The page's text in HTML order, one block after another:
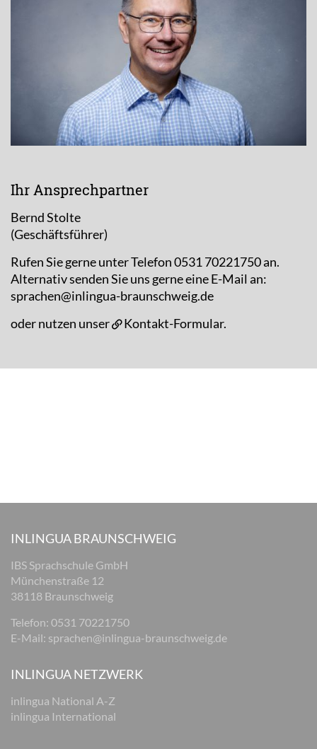
Ihr Ansprechpartner
Bernd Stolte
(Geschäftsführer)
Rufen Sie gerne unter Telefon 0531 70221750 an.
Alternativ senden Sie uns gerne eine E-Mail an:
sprachen@inlingua-braunschweig.de
oder nutzen unser
Kontakt-Formular.
INLINGUA BRAUNSCHWEIG
IBS Sprachschule GmbH
Münchenstraße 12
38118 Braunschweig
Telefon: 0531 70221750
E-Mail: sprachen@inlingua-braunschweig.de
INLINGUA NETZWERK
inlingua National A-Z
inlingua International